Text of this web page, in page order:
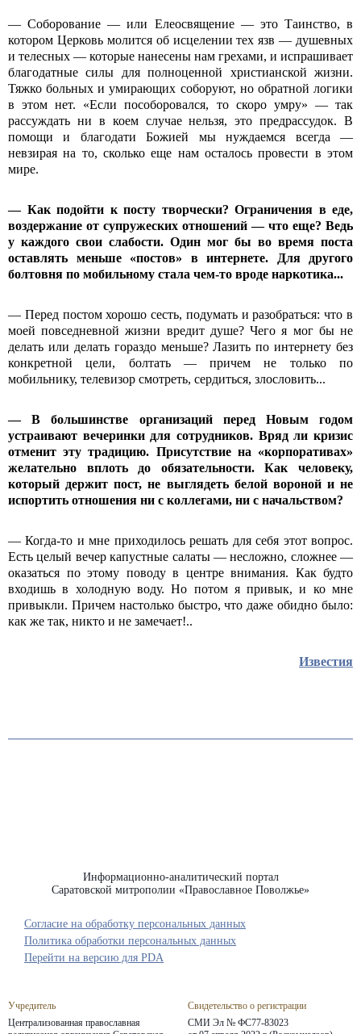
— Cоборование — или Елеосвящение — это Таинство, в
котором Церковь молится об исцелении тех язв — душевных
и телесных — которые нанесены нам грехами, и испрашивает
благодатные силы для полноценной христианской жизни.
Тяжко больных и умирающих соборуют, но обратной логики
в этом нет. «Если пособоровался, то скоро умру» — так
рассуждать ни в коем случае нельзя, это предрассудок. В
помощи и благодати Божией мы нуждаемся всегда —
невзирая на то, сколько еще нам осталось провести в этом
мире.
— Как подойти к посту творчески? Ограничения в еде,
воздержание от супружеских отношений — что еще? Ведь
у каждого свои слабости. Один мог бы во время поста
оставлять меньше «постов» в интернете. Для другого
болтовня по мобильному стала чем-то вроде наркотика...
— Перед постом хорошо сесть, подумать и разобраться: что в
моей повседневной жизни вредит душе? Чего я мог бы не
делать или делать гораздо меньше? Лазить по интернету без
конкретной цели, болтать — причем не только по
мобильнику, телевизор смотреть, сердиться, злословить...
— В большинстве организаций перед Новым годом
устраивают вечеринки для сотрудников. Вряд ли кризис
отменит эту традицию. Присутствие на «корпоративах»
желательно вплоть до обязательности. Как человеку,
который держит пост, не выглядеть белой вороной и не
испортить отношения ни с коллегами, ни с начальством?
— Когда-то и мне приходилось решать для себя этот вопрос.
Есть целый вечер капустные салаты — несложно, сложнее —
оказаться по этому поводу в центре внимания. Как будто
входишь в холодную воду. Но потом я привык, и ко мне
привыкли. Причем настолько быстро, что даже обидно было:
как же так, никто и не замечает!..
Известия
Информационно-аналитический портал
Саратовской митрополии «Православное Поволжье»
Учредитель
Централизованная православная
Свидетельство о регистрации
СМИ Эл № ФС77-83023
Согласие на обработку персональных данных
Политика обработки персональных данных
Перейти на версию для PDA